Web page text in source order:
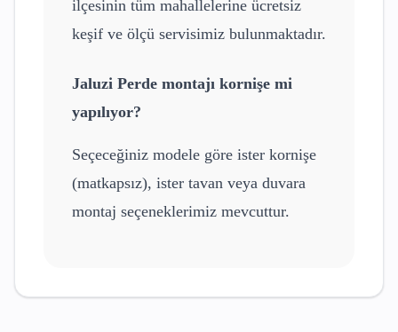
ilçesinin tüm mahallelerine ücretsiz
keşif ve ölçü servisimiz bulunmaktadır.
Jaluzi Perde montajı kornişe mi
yapılıyor?
Seçeceğiniz modele göre ister kornişe
(matkapsız), ister tavan veya duvara
montaj seçeneklerimiz mevcuttur.